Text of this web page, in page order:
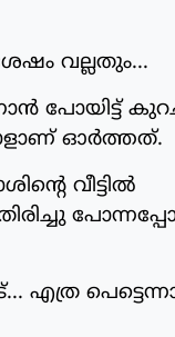
വല്ലതും...
പോയിട്ട്
ഓർത്തത്.
വീട്ടിൽ
എത്ര